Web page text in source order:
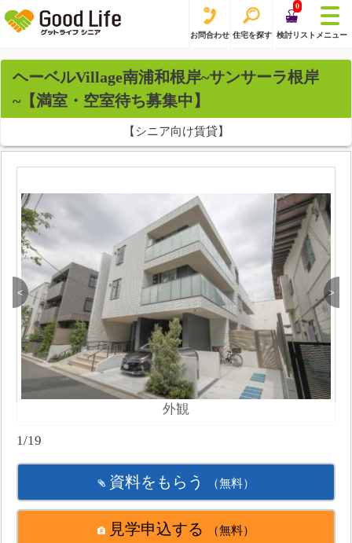
お問合わせ 住宅を探す
0
検討リスト メニュー
ヘーベルVillage南浦和根岸~サンサーラ根岸
~【満室・空室待ち募集中】
【シニア向け賃貸】
<
外観
>
1/19
資料をもらう （無料）
見学申込する （無料）